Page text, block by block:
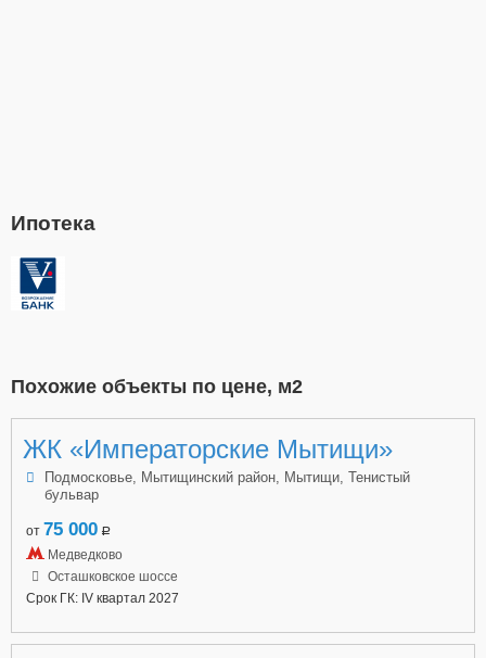
Ипотека
Похожие объекты по цене, м2
ЖК «Императорские Мытищи»
Подмосковье, Мытищинский район, Мытищи, Тенистый
бульвар
от 75 000 a
Медведково
Осташковское шоссе
Срок ГК: IV квартал 2027